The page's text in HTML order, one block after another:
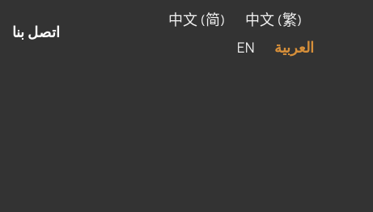
اتصل بنا
中文 (简)
中文 (繁)
EN
العربية